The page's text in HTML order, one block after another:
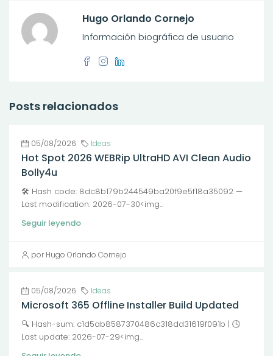
Hugo Orlando Cornejo
Información biográfica de usuario
Posts relacionados
05/08/2026 Ideas
Hot Spot 2026 WEBRip UltraHD AVI Clean Audio
Bolly4u
🛠 Hash code: 8dc8b179b244549ba20f9e5f18a35092 —
Last modification: 2026-07-30<img...
Seguir leyendo
por Hugo Orlando Cornejo
05/08/2026 Ideas
Microsoft 365 Offline Installer Build Updated
🔍 Hash-sum: c1d5ab8587370486c318dd31619f091b | 🕓
Last update: 2026-07-29<img...